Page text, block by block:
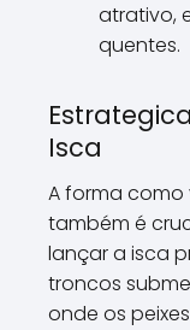
atrativo,
quentes.
Isca
A forma
também é
lançar a isca
troncos
onde os